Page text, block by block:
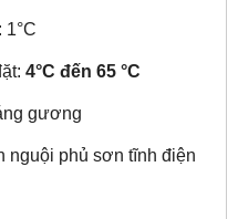
4°C đến 65 °C
gương
nguội phủ sơn tĩnh điện